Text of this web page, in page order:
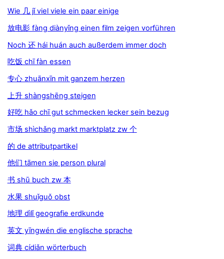
Wie 几 jǐ viel viele ein paar einige
放电影 fàng diànyǐng einen film zeigen vorführen
Noch 还 hái huán auch außerdem immer doch
吃饭 chī fàn essen
专心 zhuānxīn mit ganzem herzen
上升 shàngshēng steigen
好吃 hǎo chī gut schmecken lecker sein bezug
市场 shìchǎng markt marktplatz zw 个
的 de attributpartikel
他们 tāmen sie person plural
书 shū buch zw 本
水果 shuǐguǒ obst
地理 dìlǐ geografie erdkunde
英文 yīngwén die englische sprache
词典 cídiǎn wörterbuch